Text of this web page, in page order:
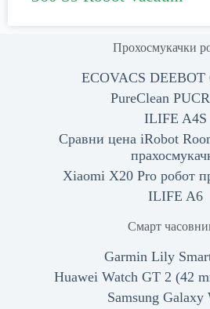
Прохосмукачки
ECOVACS DEEBOT
PureClean
ILIFE A4S
Сравни цена iRobot
Xiaomi X20 Pro робот
ILIFE A6
Смарт
Garmin Lily
Huawei Watch GT 2 (42
Samsung Galaxy